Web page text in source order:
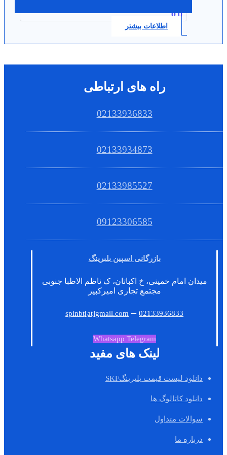
0.0
اطلاعات بیشتر
راه های ارتباطی
02133936833
02133934873
02133985527
09123306585
بازرگانی اسپین بلبرینگ
میدان امام خمینی، خ اکباتان، ک ناظم الاطبا جنوبی
مجتمع تجاری امیرکبیر
spinbt[at]gmail.com –02133936833
Whatsapp Telegram
لینک های مفید
دانلود لیست قیمت بلبرینگSKF
دانلود کاتالوگ ها
سوالات متداول
درباره ما